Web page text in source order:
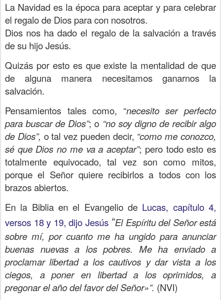
La Navidad es la época para aceptar y para celebrar
el regalo de Dios para con nosotros.
Dios nos ha dado el regalo de la salvación a través
de su hijo Jesús.
Quizás por esto es que existe la mentalidad de que
de alguna manera necesitamos ganarnos la
salvación.
Pensamientos tales como, “necesito ser perfecto
para buscar de Dios”; o “no soy digno de recibir algo
de Dios”, o tal vez pueden decir, “como me conozco,
sé que Dios no me va a aceptar”; pero todo esto es
totalmente equivocado, tal vez son como mitos,
porque el Señor quiere recibirlos a todos con los
brazos abiertos.
En la Biblia en el Evangelio de Lucas, capítulo 4,
versos 18 y 19, dijo Jesús “El Espíritu del Señor está
sobre mí, por cuanto me ha ungido para anunciar
buenas nuevas a los pobres. Me ha enviado a
proclamar libertad a los cautivos y dar vista a los
ciegos, a poner en libertad a los oprimidos, a
pregonar el año del favor del Señor»”. (NVI)